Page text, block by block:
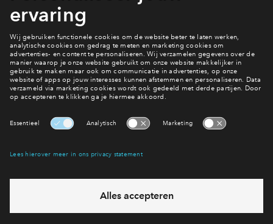
Liefs, Iris
Nieuws
Interesse? Meld je dan snel aan
Hiermee blijf je op de hoogte van het belangrijkste nieuws en
Ja, ik wil mij aanmelden